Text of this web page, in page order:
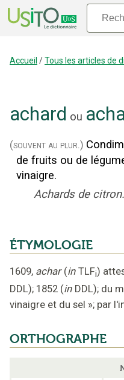
Accueil /Tous les articles de
achard ou
(souvent au plur.)
de fruits ou de
vinaigre.
Achards de citron.
ÉTYMOLOGIE
1609, achar (in TLFi)
DDL); 1852 (in DDL); du
vinaigre et du sel »; par
ORTHOGRAPHE